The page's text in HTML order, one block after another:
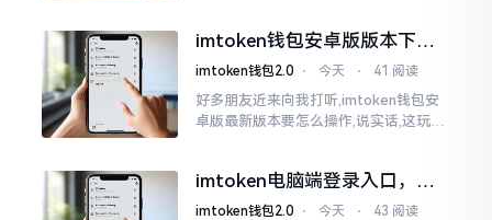
的模样
imtoken钱包安卓版版本下载
安装教程
imtoken钱包2.0 ⋅ 今天 ⋅ 41 阅读
好多朋友近来向我打听,imtoken钱包安
卓版最新版本要怎么操作,说实话,这玩意
0版本
imtoken电脑端登录入口，地
址在这里
imtoken钱包2.0 ⋅ 今天 ⋅ 43 阅读